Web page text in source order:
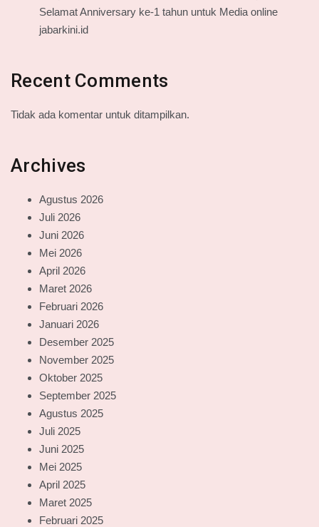
Selamat Anniversary ke-1 tahun untuk Media online
jabarkini.id
Recent Comments
Tidak ada komentar untuk ditampilkan.
Archives
Agustus 2026
Juli 2026
Juni 2026
Mei 2026
April 2026
Maret 2026
Februari 2026
Januari 2026
Desember 2025
November 2025
Oktober 2025
September 2025
Agustus 2025
Juli 2025
Juni 2025
Mei 2025
April 2025
Maret 2025
Februari 2025